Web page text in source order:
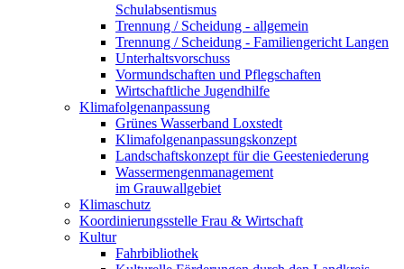
Schulabsentismus
Trennung / Scheidung - allgemein
Trennung / Scheidung - Familiengericht Langen
Unterhaltsvorschuss
Vormundschaften und Pflegschaften
Wirtschaftliche Jugendhilfe
Klimafolgenanpassung
Grünes Wasserband Loxstedt
Klimafolgenanpassungskonzept
Landschaftskonzept für die Geesteniederung
Wassermengenmanagement
im Grauwallgebiet
Klimaschutz
Koordinierungsstelle Frau & Wirtschaft
Kultur
Fahrbibliothek